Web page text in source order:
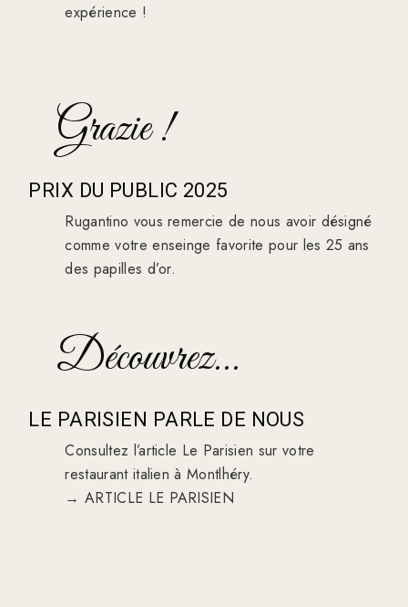
expérience !
Grazie !
PRIX DU PUBLIC 2025
Rugantino vous remercie de nous avoir désigné
comme votre enseinge favorite pour les 25 ans
des papilles d’or.
Découvrez...
LE PARISIEN PARLE DE NOUS
Consultez l’article Le Parisien sur votre
restaurant italien à Montlhéry.
→ ARTICLE LE PARISIEN